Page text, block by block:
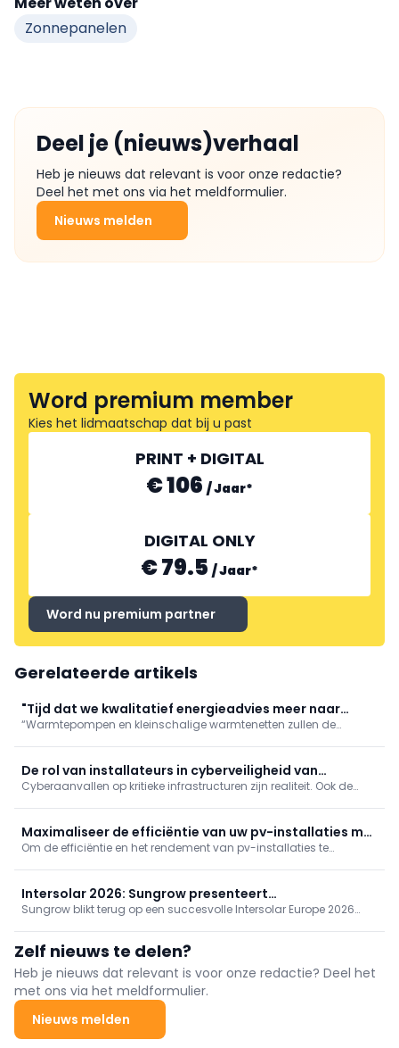
Zonnepanelen
Deel je (nieuws)verhaal
Heb je nieuws dat relevant is voor onze redactie?
Deel het met ons via het meldformulier.
Nieuws melden
Word premium member
Kies het lidmaatschap dat bij u past
PRINT + DIGITAL
€ 106 /Jaar*
DIGITAL ONLY
€ 79.5 /Jaar*
Word nu premium partner
Gerelateerde artikels
"Tijd dat we kwalitatief energieadvies meer naar
waarde schatten"
“Warmtepompen en kleinschalige warmtenetten zullen de
maximaal comfort en rendement zijn een correcte
dimensionering, inregeling en
De rol van installateurs in cyberveiligheid van
zonnestroom
Cyberaanvallen op kritieke infrastructuren zijn realiteit. Ook de
elektriciens en installateurs, niet enkel voor IT-specialisten.
Maximaliseer de efficiëntie van uw pv-installaties met
thermografie
Om de efficiëntie en het rendement van pv-installaties te
thermografie.
Intersolar 2026: Sungrow presenteert
energieoplossingen van de volgende generatie
Sungrow blikt terug op een succesvolle Intersolar Europe 2026
energietransitie versnellen.
Zelf nieuws te delen?
Heb je nieuws dat relevant is voor onze redactie? Deel het
met ons via het meldformulier.
Nieuws melden